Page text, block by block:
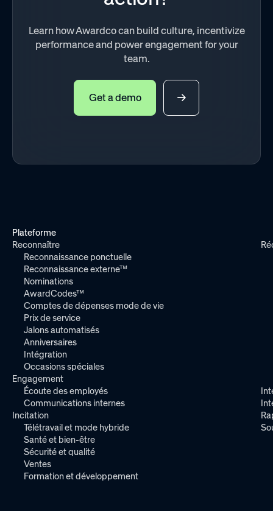
Learn how Awardco can build culture, incentivize
performance and power engagement for your
team.
Get a demo
Plateforme
Reconnaître
Reconnaissance ponctuelle
Reconnaissance externe™
Nominations
AwardCodes™
Comptes de dépenses mode de vie
Prix de service
Jalons automatisés
Anniversaires
Intégration
Occasions spéciales
Engagement
Écoute des employés
Communications internes
Incitation
Télétravail et mode hybride
Santé et bien-être
Sécurité et qualité
Ventes
Formation et développement